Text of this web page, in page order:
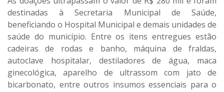
destinadas à Secretaria Municipal de Saúde,
beneficiando o Hospital Municipal e demais unidades de
saúde do município. Entre os itens entregues estão
cadeiras de rodas e banho, máquina de fraldas,
autoclave hospitalar, destiladores de água, maca
ginecológica, aparelho de ultrassom com jato de
bicarbonato, entre outros insumos essenciais para o